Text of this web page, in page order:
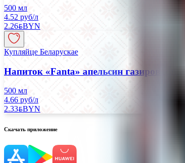
500 мл
4.52 руб/л
2.26BYNBYN
Купляйце Беларускае
Напиток «Fanta» апельсин газированный
500 мл
4.66 руб/л
2.33BYNBYN
Скачать приложение